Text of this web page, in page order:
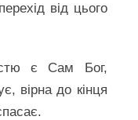
від цього
є Сам Бог,
вірна до кінця